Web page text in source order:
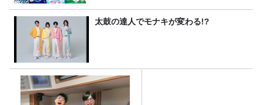
太鼓の達人でモナキが変わる!?